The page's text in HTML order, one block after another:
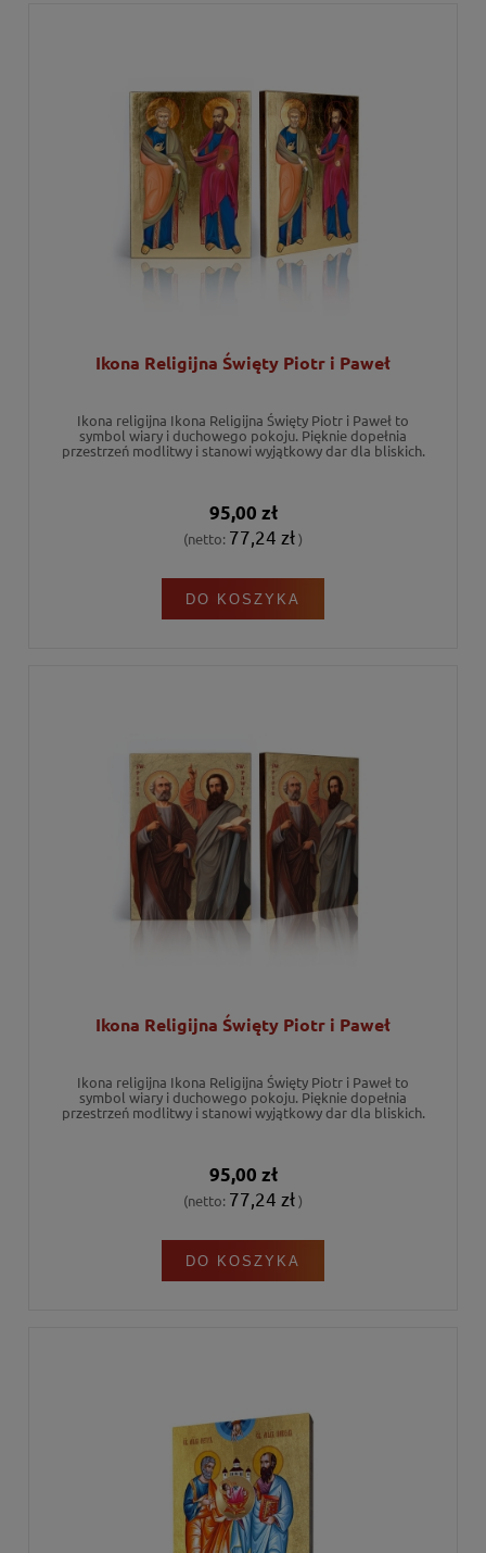
Ikona Religijna Święty Piotr i Paweł
Ikona religijna Ikona Religijna Święty Piotr i Paweł to
symbol wiary i duchowego pokoju. Pięknie dopełnia
przestrzeń modlitwy i stanowi wyjątkowy dar dla bliskich.
95,00 zł
(netto: 77,24 zł)
DO KOSZYKA
Ikona Religijna Święty Piotr i Paweł
Ikona religijna Ikona Religijna Święty Piotr i Paweł to
symbol wiary i duchowego pokoju. Pięknie dopełnia
przestrzeń modlitwy i stanowi wyjątkowy dar dla bliskich.
95,00 zł
(netto: 77,24 zł)
DO KOSZYKA